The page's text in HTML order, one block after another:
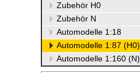
Zubehör H0
Zubehör N
Automodelle 1:18
Automodelle 1:87 (H0)
Automodelle 1:160 (N)